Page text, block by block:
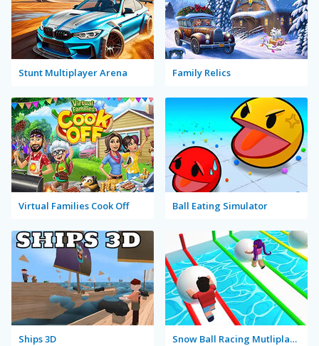
Stunt Multiplayer Arena Family Relics
Virtual Families Cook Off Ball Eating Simulator
Ships 3D Snow Ball Racing Mutliplayer